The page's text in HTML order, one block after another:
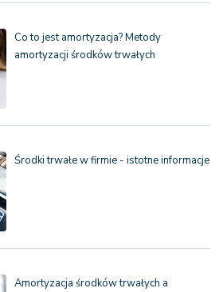
Co to jest amortyzacja? Metody
amortyzacji środków trwałych
Środki trwałe w firmie - istotne informacje
Amortyzacja środków trwałych a